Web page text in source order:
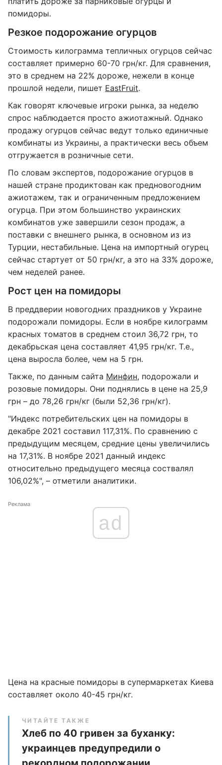
помидоры.
Резкое подорожание огурцов
Стоимость килограмма тепличных огурцов сейчас
составляет примерно 60-70 грн/кг. Для сравнения,
это в среднем на 22% дороже, нежели в конце
прошлой недели, пишет EastFruit.
Как говорят ключевые игроки рынка, за неделю
спрос наблюдается просто ажиотажный. Однако
продажу огурцов сейчас ведут только единичные
комбинаты из Украины, а практически весь объем
отгружается в розничные сети.
По словам экспертов, подорожание огурцов в
нашей стране продиктован как предновогодним
ажиотажем, так и ограниченным предложением
огурца. При этом большинство украинских
комбинатов уже завершили сезон продаж, а
поставки с внешнего рынка, в основном из из
Турции, нестабильные. Цена на импортный огурец
сейчас стартует от 50 грн/кг, а это на 33% дороже,
чем неделей ранее.
Рост цен на помидоры
В преддверии новогодних праздников у Украине
подорожали помидоры. Если в ноябре килограмм
красных томатов в среднем стоил 36,72 грн, то
декабрьская цена составляет 41,95 грн/кг. Т.е.,
цена выросла более, чем на 5 грн.
Также, по данным сайта Минфин, подорожали и
розовые помидоры. Они поднялись в цене на 25,9
грн – до 78,26 грн/кг (были 52,36 грн/кг).
"Индекс потребительских цен на помидоры в
декабре 2021 составил 117,31%. По сравнению с
предыдущим месяцем, средние цены увеличились
на 17,31%. В ноябре 2021 данный индекс
относительно предыдущего месяца соствалял
106,02%", – отметили аналитики.
Реклама
ad
Цена на красные помидоры в супермаркетах Киева
составляет около 40-45 грн/кг.
ЧИТАЙТЕ ТАКЖЕ
Хлеб по 40 гривен за буханку:
украинцев предупредили о